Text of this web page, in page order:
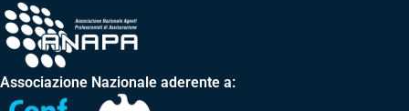
Associazione Nazionale aderente a: